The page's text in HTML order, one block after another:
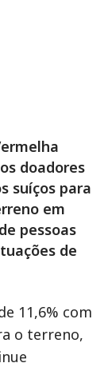
doadores
suíços para
em
pessoas
de
11,6% com
o terreno,